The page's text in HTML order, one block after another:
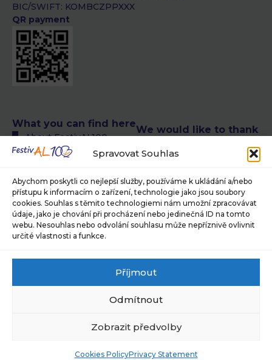
Spravovat Souhlas
Abychom poskytli co nejlepší služby, používáme k ukládání a/nebo
přístupu k informacím o zařízení, technologie jako jsou soubory
cookies. Souhlas s těmito technologiemi nám umožní zpracovávat
údaje, jako je chování při procházení nebo jedinečná ID na tomto
webu. Nesouhlas nebo odvolání souhlasu může nepříznivě ovlivnit
určité vlastnosti a funkce.
Příjmout
Odmítnout
Zobrazit předvolby
Cookies PolicyPrivacy Statement
BIC/SWIFT: KOMBCZPPXXX
QR payment
What you can find here
About FestivAL100
All FestivAL100 events
FestivAL100 events
calendar in CR
FestivAL100 events
calendar abroad
About our team
Sponsors and partners
We would like to thank
of photographs
Museum of Photography
and Modern Visual Media in
Jindřichův Hradec, ©
Jaroslav Brabec, © Alan
for you?
and stay one step ahead.
Subscribe
newsletter